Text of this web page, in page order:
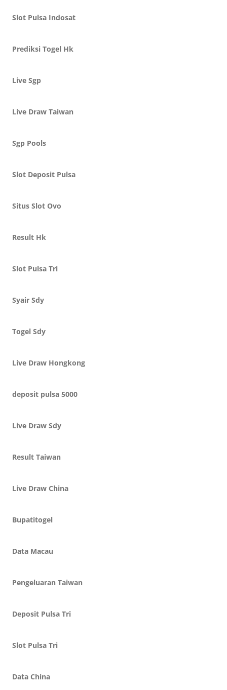
Slot Pulsa Indosat
Prediksi Togel Hk
Live Sgp
Live Draw Taiwan
Sgp Pools
Slot Deposit Pulsa
Situs Slot Ovo
Result Hk
Slot Pulsa Tri
Syair Sdy
Togel Sdy
Live Draw Hongkong
deposit pulsa 5000
Live Draw Sdy
Result Taiwan
Live Draw China
Bupatitogel
Data Macau
Pengeluaran Taiwan
Deposit Pulsa Tri
Slot Pulsa Tri
Data China